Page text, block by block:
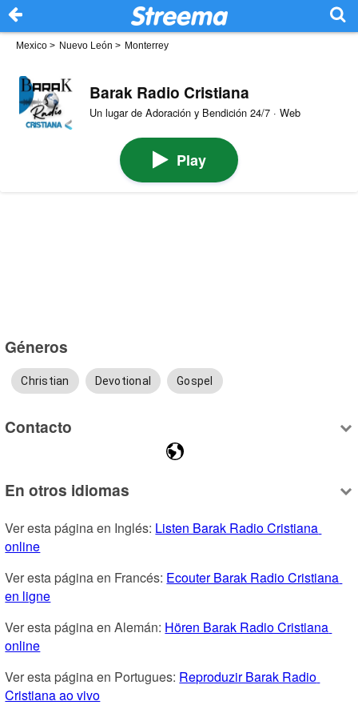
Mexico > Nuevo León > Monterrey
Barak Radio Cristiana
Un lugar de Adoración y Bendición 24/7 · Web
Play
Géneros
Christian Devotional Gospel
Contacto
En otros idiomas
Ver esta página en Inglés: Listen Barak Radio Cristiana
online
Ver esta página en Francés: Ecouter Barak Radio Cristiana
en ligne
Ver esta página en Alemán: Hören Barak Radio Cristiana
online
Ver esta página en Portugues: Reproduzir Barak Radio
Cristiana ao vivo